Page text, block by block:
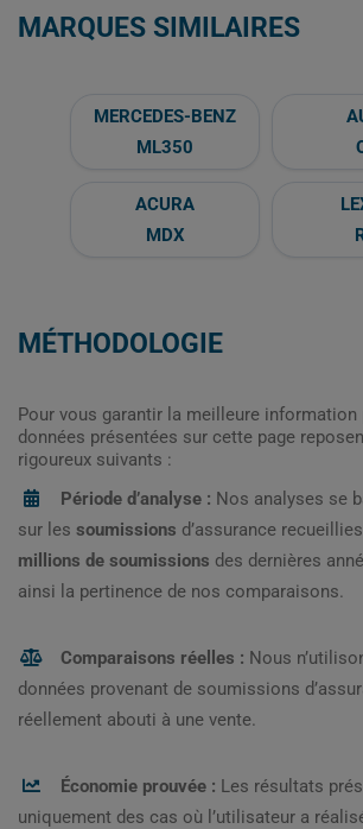
MARQUES SIMILAIRES
MERCEDES-BENZ
ML350
ACURA
MDX
MÉTHODOLOGIE
Pour vous garantir la meilleure information
données présentées sur cette page
rigoureux suivants :
Période d’analyse : Nos analyses se
sur les soumissions d’assurance
millions de soumissions des dernières
ainsi la pertinence de nos comparaisons.
Comparaisons réelles : Nous
données provenant de soumissions
réellement abouti à une vente.
Économie prouvée : Les résultats
uniquement des cas où l’utilisateur a